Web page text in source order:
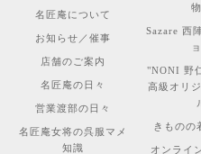
名匠庵について
お知らせ／催事
店舗のご案内
名匠庵の日々
営業渡部の日々
名匠庵女将の呉服マメ
知識
物
Sazare 西
"NONI 野
高級オリ
きものの
オンライ